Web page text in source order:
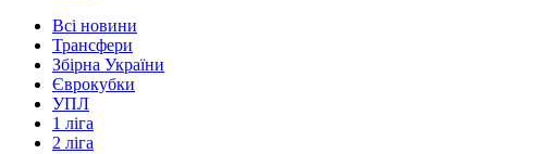
Всі новини
Трансфери
Збірна України
Єврокубки
УПЛ
1 ліга
2 ліга